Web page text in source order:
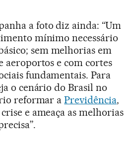
a foto diz ainda: “Um
mínimo necessário
sem melhorias em
aeroportos e com cortes
fundamentais. Para
o cenário do Brasil no
reformar aPrevidência,
e ameaça as melhorias